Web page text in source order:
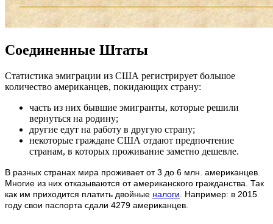
Соединенные Штаты
Статистика эмиграции из США регистрирует большое
количество американцев, покидающих страну:
часть из них бывшие эмигранты, которые решили
вернуться на родину;
другие едут на работу в другую страну;
некоторые граждане США отдают предпочтение
странам, в которых проживание заметно дешевле.
В разных странах мира проживает от 3 до 6 млн. американцев.
Многие из них отказываются от американского гражданства. Так
как им приходится платить двойные налоги. Например: в 2015
году свои паспорта сдали 4279 американцев.